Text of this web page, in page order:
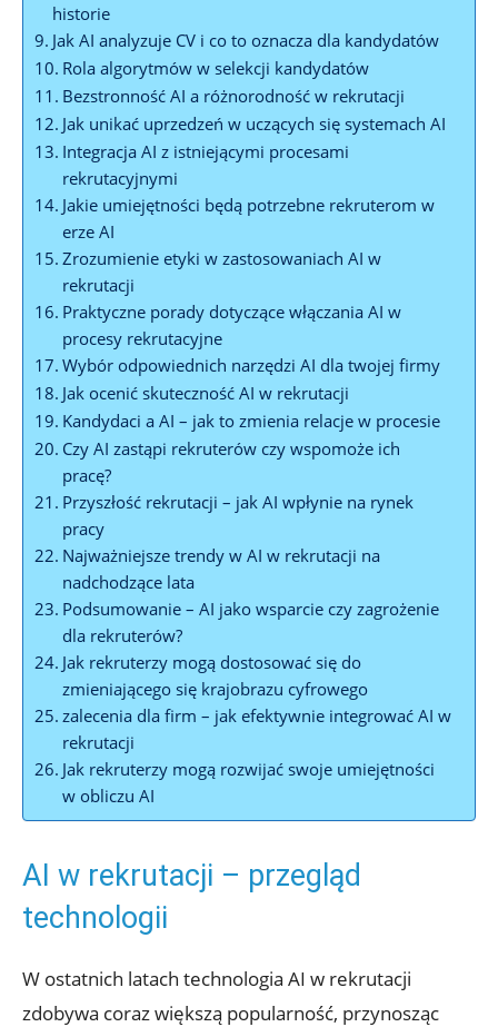
historie
Jak AI analyzuje CV i co to oznacza dla kandydatów
Rola algorytmów w selekcji kandydatów
Bezstronność AI a różnorodność w rekrutacji
Jak unikać uprzedzeń w uczących się systemach AI
Integracja AI z istniejącymi procesami
rekrutacyjnymi
Jakie umiejętności będą potrzebne rekruterom w
erze AI
Zrozumienie etyki w zastosowaniach AI w
rekrutacji
Praktyczne porady dotyczące włączania AI w
procesy rekrutacyjne
Wybór odpowiednich narzędzi AI dla twojej firmy
Jak ocenić skuteczność AI w rekrutacji
Kandydaci a AI – jak to zmienia relacje w procesie
Czy AI zastąpi rekruterów czy wspomoże ich
pracę?
Przyszłość rekrutacji – jak AI wpłynie na rynek
pracy
Najważniejsze trendy w AI w rekrutacji na
nadchodzące lata
Podsumowanie – AI jako wsparcie czy zagrożenie
dla rekruterów?
Jak rekruterzy mogą dostosować się do
zmieniającego się krajobrazu cyfrowego
zalecenia dla firm – jak efektywnie integrować AI w
rekrutacji
Jak rekruterzy mogą rozwijać swoje umiejętności
w obliczu AI
AI w rekrutacji – przegląd
technologii
W ostatnich latach technologia AI w rekrutacji
zdobywa coraz większą popularność, przynosząc